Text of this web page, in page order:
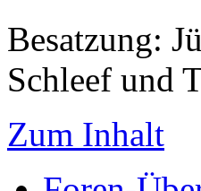
Besatzung:
Schleef und
Zum Inhalt